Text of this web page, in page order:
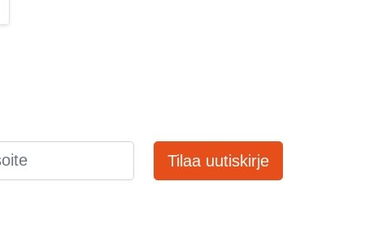
Tilaa uutiskirje